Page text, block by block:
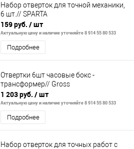
Набор отверток для точной механики,
6 шт.// SPARTA
159 руб. / шт
Актуальную цену и наличие уточняйте 8 914 55 80 533
Подробнее
Отвертки 6шт часовые бокс -
трансформер// Gross
1 203 руб. / шт
Актуальную цену и наличие уточняйте 8 914 55 80 533
Подробнее
Набор отверток для точных работ с